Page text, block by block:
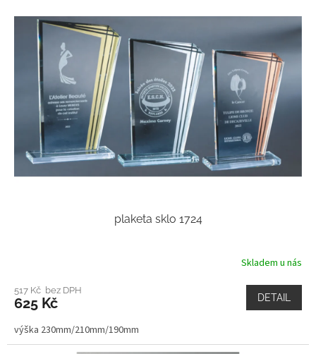
plaketa sklo 1724
Skladem u nás
517 Kč bez DPH
625 Kč DETAIL
výška 230mm/210mm/190mm